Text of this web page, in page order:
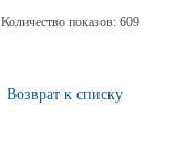
Количество показов: 609
Возврат к списку